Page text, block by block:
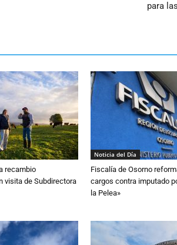
para
recambio
visita de Subdirectora
Noticia del Día
Fiscalía de Osorno
cargos contra imputado
la Pelea»